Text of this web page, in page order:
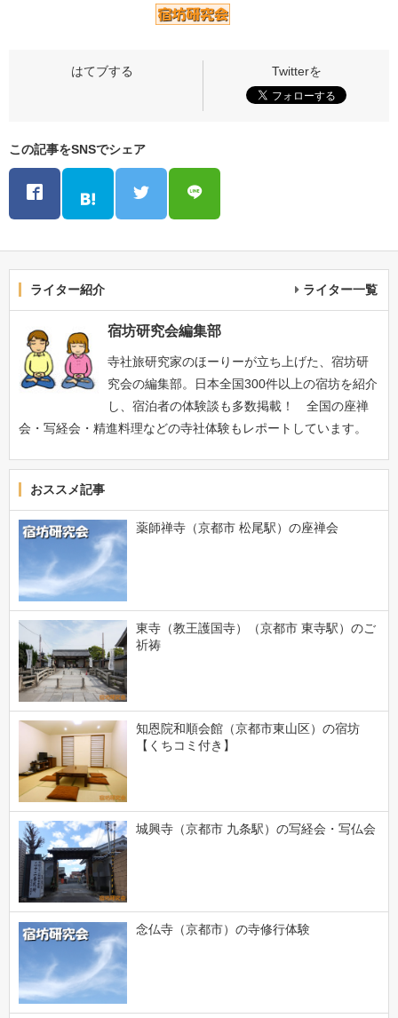
この記事をSNSでシェア
ライター紹介 ライター一覧
宿坊研究会編集部
寺社旅研究家のほーりーが立ち上げた、宿坊研
究会の編集部。日本全国300件以上の宿坊を紹介
し、宿泊者の体験談も多数掲載！ 全国の座禅
会・写経会・精進料理などの寺社体験もレポートしています。
おススメ記事
薬師禅寺（京都市 松尾駅）の座禅会
東寺（教王護国寺）（京都市 東寺駅）のご
祈祷
知恩院和順会館（京都市東山区）の宿坊
【くちコミ付き】
城興寺（京都市 九条駅）の写経会・写仏会
念仏寺（京都市）の寺修行体験